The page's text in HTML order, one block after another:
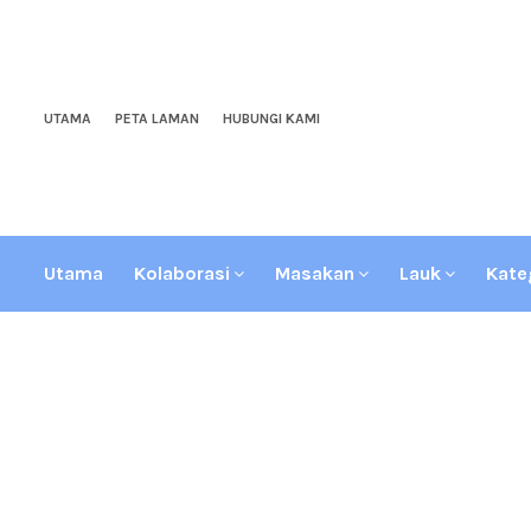
UTAMA PETA LAMAN HUBUNGI KAMI
Utama Kolaborasi Masakan Lauk